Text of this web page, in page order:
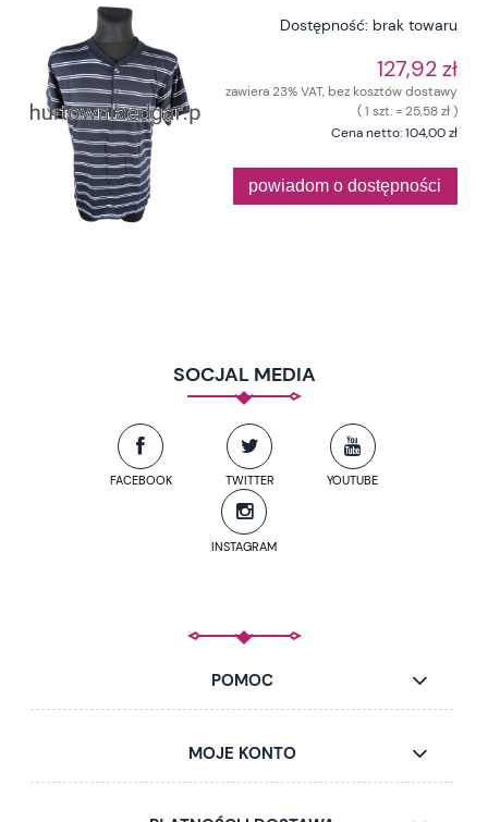
Dostępność: brak towaru
127,92 zł
zawiera 23% VAT, bez kosztów dostawy
( 1 szt. = 25,58 zł )
Cena netto:104,00 zł
powiadom o dostępności
SOCJAL MEDIA
FACEBOOK TWITTER YOUTUBE
INSTAGRAM
POMOC
MOJE KONTO